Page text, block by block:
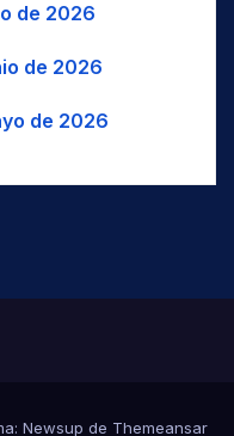
de 2026
de 2026
de 2026
Newsup de Themeansar